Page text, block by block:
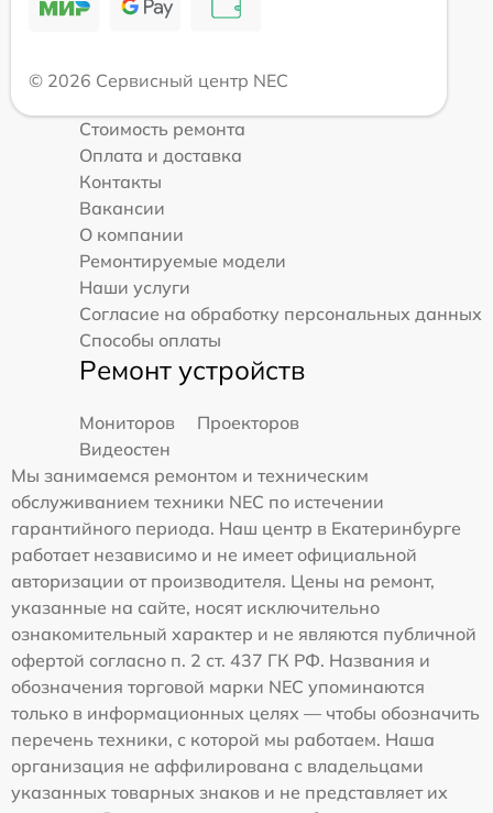
© 2026 Сервисный центр NEC
Стоимость ремонта
Оплата и доставка
Контакты
Вакансии
О компании
Ремонтируемые модели
Наши услуги
Согласие на обработку персональных данных
Способы оплаты
Ремонт устройств
Мониторов
Проекторов
Видеостен
Мы занимаемся ремонтом и техническим
обслуживанием техники NEC по истечении
гарантийного периода. Наш центр в Екатеринбурге
работает независимо и не имеет официальной
авторизации от производителя. Цены на ремонт,
указанные на сайте, носят исключительно
ознакомительный характер и не являются публичной
офертой согласно п. 2 ст. 437 ГК РФ. Названия и
обозначения торговой марки NEC упоминаются
только в информационных целях — чтобы обозначить
перечень техники, с которой мы работаем. Наша
организация не аффилирована с владельцами
указанных товарных знаков и не представляет их